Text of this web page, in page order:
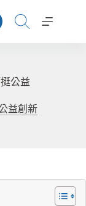
公益
益創新